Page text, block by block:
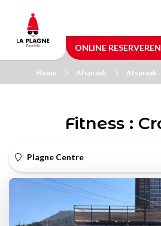
main
content
ONLINE RESERVEREN
Home Afspraak Afspraak
Fitness :
Plagne Centre